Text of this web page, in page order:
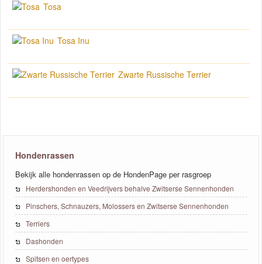
Tosa
Tosa Inu
Zwarte Russische Terrier
Hondenrassen
Bekijk alle hondenrassen op de HondenPage per rasgroep
Herdershonden en Veedrijvers behalve Zwitserse Sennenhonden
Pinschers, Schnauzers, Molossers en Zwitserse Sennenhonden
Terriers
Dashonden
Spitsen en oertypes